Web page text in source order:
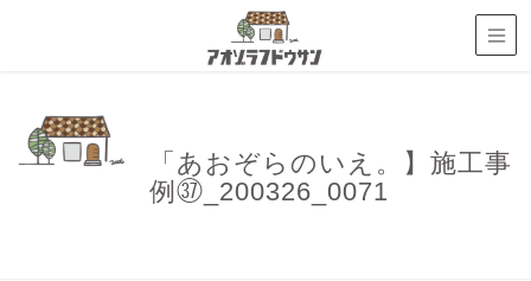
「あおぞらのいえ。】施工事
例㊲_200326_0071